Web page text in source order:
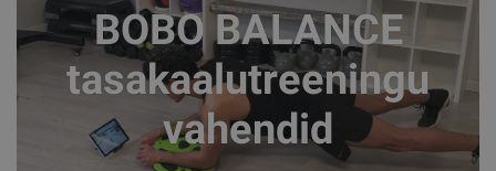
BOBO BALANCE
tasakaalutreeningu
vahendid